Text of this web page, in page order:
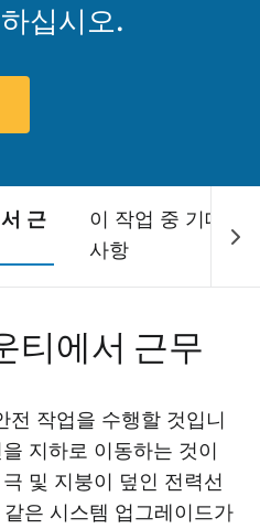
십시오.
근
이 작업 중 기대할
사항
티에서 근무
전 작업을 수행할 것입니
지하로 이동하는 것이
및 지붕이 덮인 전력선
은 시스템 업그레이드가